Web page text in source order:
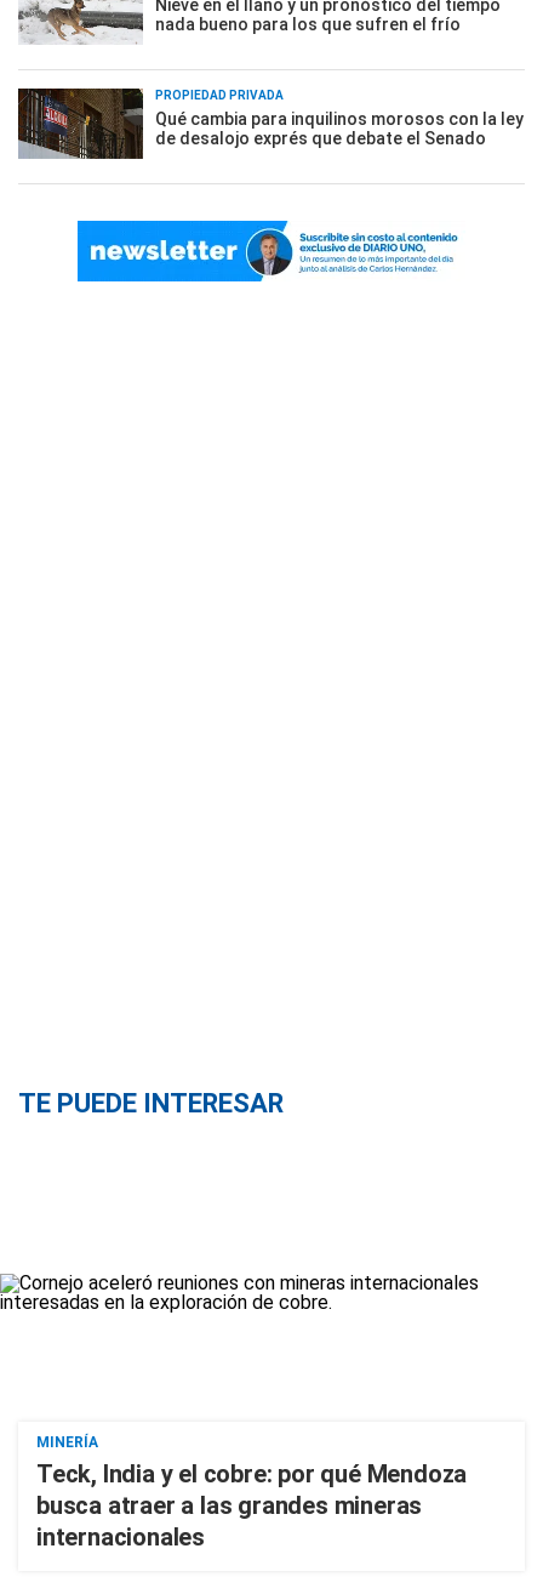
Nieve en el llano y un pronóstico del tiempo
nada bueno para los que sufren el frío
PROPIEDAD PRIVADA
Qué cambia para inquilinos morosos con la ley
de desalojo exprés que debate el Senado
TE PUEDE INTERESAR
MINERÍA
Teck, India y el cobre: por qué Mendoza
busca atraer a las grandes mineras
internacionales